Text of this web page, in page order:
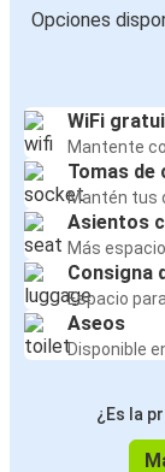
Opciones
WiFi
Mantente
Tomas
Mantén tus
Asientos
Más
Consigna
Espacio
Aseos
Disponible
¿Es la